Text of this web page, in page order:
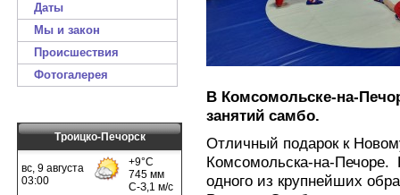
Даты
Мы и закон
Происшествия
Фотогалерея
Троицко-Печорск
В Комсомольске-на-
занятий самбо.
Отличный подарок к
Комсомольска-на-
одного из крупнейших